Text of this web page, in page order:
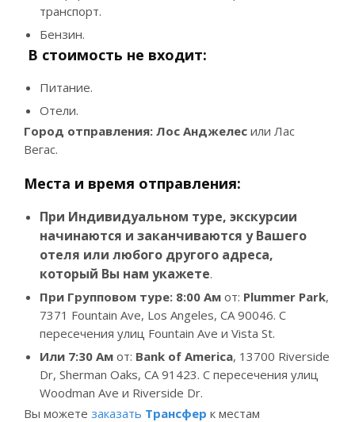
транспорт.
Бензин.
В стоимость не входит:
Питание.
Отели.
Город отправления: Лос Анджелес или Лас
Вегас.
Места и время отправления:
При Индивидуальном туре, экскурсии
начинаются и заканчиваются у Вашего
отеля или любого другого адреса,
который Вы нам укажете.
При Групповом туре: 8:00 Ам от: Plummer Park,
7371 Fountain Ave, Los Angeles, CA 90046. С
пересечения улиц Fountain Ave и Vista St.
Или 7:30 Ам от: Bank of America, 13700 Riverside
Dr, Sherman Oaks, CA 91423. С пересечения улиц
Woodman Ave и Riverside Dr.
Вы можете заказать Трансфер к местам